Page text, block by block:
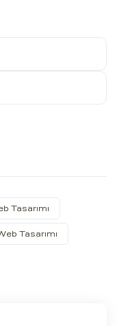
Tasarımı
Tasarımı